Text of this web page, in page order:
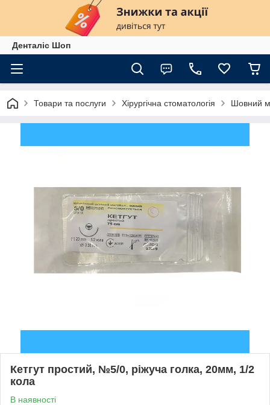
Денталіс Шоп
Товари та послуги Хірургічна стоматологія Шовний
Кетгут простий, №5/0, ріжуча голка, 20мм, 1/2
кола
В наявності